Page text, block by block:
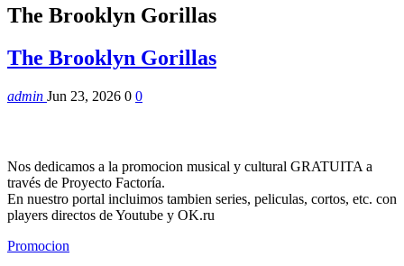
The Brooklyn Gorillas
The Brooklyn Gorillas
admin Jun 23, 2026 0 0
Nos dedicamos a la promocion musical y cultural GRATUITA a
través de Proyecto Factoría.
En nuestro portal incluimos tambien series, peliculas, cortos, etc. con
players directos de Youtube y OK.ru
Promocion